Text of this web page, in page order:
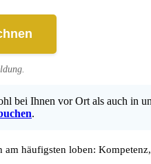
bei Ihnen vor Ort als auch in
.
häufigsten loben: